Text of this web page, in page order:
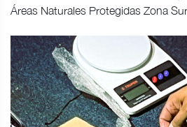
Áreas Naturales Protegidas Zona